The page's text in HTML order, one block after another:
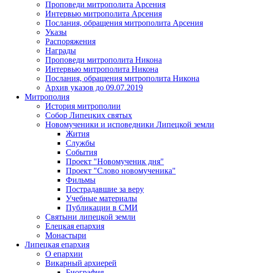
Проповеди митрополита Арсения
Интервью митрополита Арсения
Послания, обращения митрополита Арсения
Указы
Распоряжения
Награды
Проповеди митрополита Никона
Интервью митрополита Никона
Послания, обращения митрополита Никона
Архив указов до 09.07.2019
Митрополия
История митрополии
Собор Липецких святых
Новомученики и исповедники Липецкой земли
Жития
Службы
События
Проект "Новомученик дня"
Проект "Слово новомученика"
Фильмы
Пострадавшие за веру
Учебные материалы
Публикации в СМИ
Святыни липецкой земли
Елецкая епархия
Монастыри
Липецкая епархия
О епархии
Викарный архиерей